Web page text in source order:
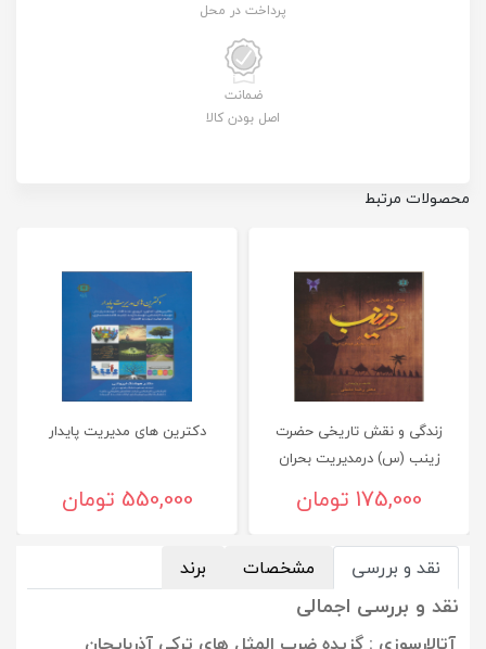
پرداخت در محل
ضمانت
اصل بودن کالا
محصولات مرتبط
زندگی و نقش تاريخی حضرت
زينب (س) درمديريت بحران
انقلاب كربلا175,000 تومان
دکترین های مدیریت پایدار
550,000 تومان
نقد و بررسی مشخصات برند
نقد و بررسی اجمالی